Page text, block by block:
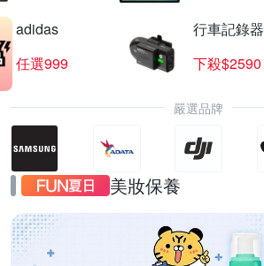
adidas
任選999
行車記錄器
下殺$2590
嚴選品牌
美妝保養